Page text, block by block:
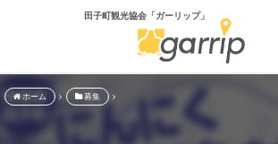
田子町観光協会「ガーリップ」
ホーム 募集